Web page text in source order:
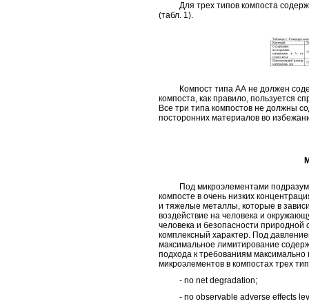
Для трех типов компоста
(табл. 1).
Компост типа АА не должен
компоста, как правило, пользуется
Все три типа компостов не должны
посторонних материалов во
Под микроэлементами
компосте в очень низких
и тяжелые металлы, которые в
воздействие на человека и
человека и безопасности
комплексный характер. Под
максимальное лимитирование
подхода к требованиям
микроэлементов в компостах трех
- no net degradation;
- no observable adverse effects